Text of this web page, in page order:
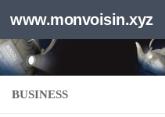
Au dessous du contenu
www.monvoisin.xyz
BUSINESS